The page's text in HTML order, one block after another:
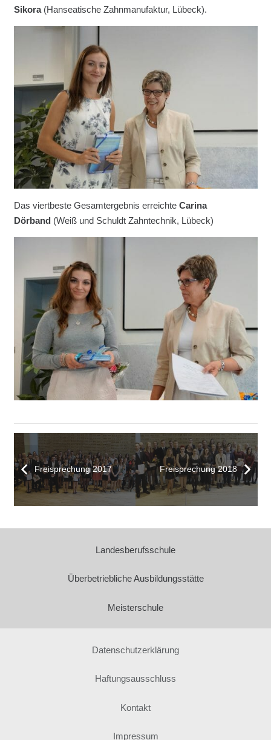
Sikora(Hanseatische Zahnmanufaktur, Lübeck).
Das viertbeste Gesamtergebnis erreichte Carina
Dörband (Weiß und Schuldt Zahntechnik, Lübeck)
Freisprechung 2017 Freisprechung 2018
Landesberufsschule
Überbetriebliche Ausbildungsstätte
Meisterschule
Datenschutzerklärung
Haftungsausschluss
Kontakt
Impressum